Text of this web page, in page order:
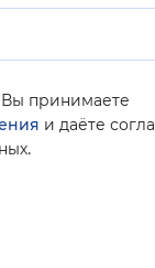
Вы принимаете
и даёте
.
2008-2026